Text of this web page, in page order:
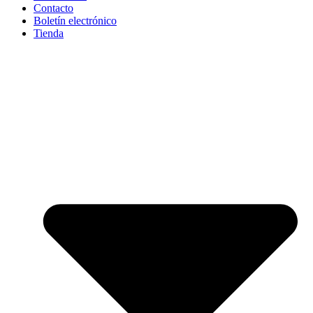
Contacto
Boletín electrónico
Tienda